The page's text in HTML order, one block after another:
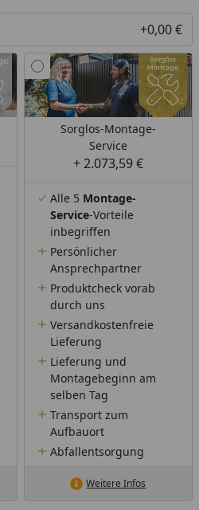
+0,00 €
Sorglos-Montage-
Service
+ 2.073,59 €
Alle 5 Montage-
Service-Vorteile
inbegriffen
Persönlicher
Ansprechpartner
Produktcheck vorab
durch uns
Versandkostenfreie
Lieferung
Lieferung und
Montagebeginn am
selben Tag
Transport zum
Aufbauort
Abfallentsorgung
Weitere Infos